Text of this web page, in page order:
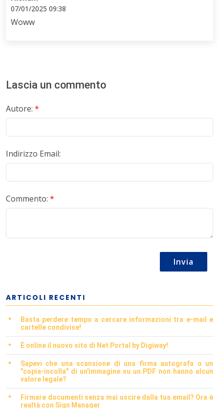
07/01/2025 09:38
Woww
Lascia un commento
Autore: *
Indirizzo Email:
Commento: *
Invia
ARTICOLI RECENTI
Basta perdere tempo a cercare informazioni tra e-mail e
cartelle condivise!
È online il nuovo sito di Net Portal by Digiway!
Sapevi che una scansione di una firma autografa o un
"copia-incolla" di un'immagine su un PDF non hanno alcun
valore legale?
Firmare documenti senza mai uscire dalla tua email? Ora è
realtà con Sign Manager